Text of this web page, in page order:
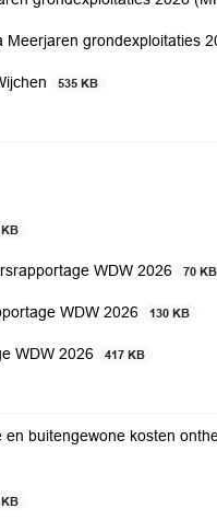
Meerjaren grondexploitaties
535 KB
KB
WDW 2026 70 KB
WDW 2026 130 KB
WDW 2026 417 KB
buitengewone kosten
KB